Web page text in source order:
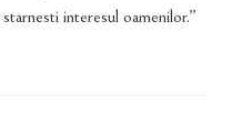
interesul oamenilor.”